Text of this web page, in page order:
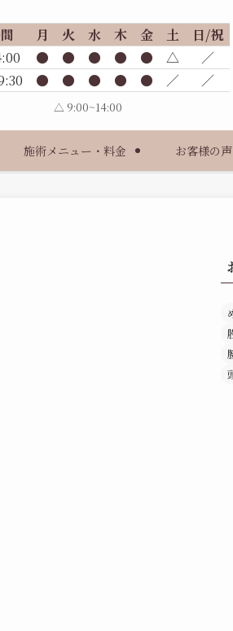
施術メニュー・料金 お客様の声
月 火 水 木 金 土
日/祝
● ● ● ● ● △
／
● ● ● ● ● ／ ／
△ 9:00~14:00